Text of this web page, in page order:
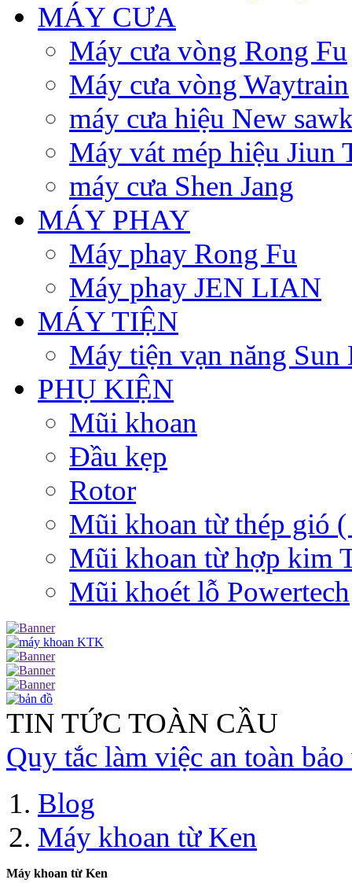
MÁY CƯA
Máy cưa vòng Rong Fu
Máy cưa vòng Waytrain
máy cưa hiệu New
Máy vát mép hiệu Jiun
máy cưa Shen Jang
MÁY PHAY
Máy phay Rong Fu
Máy phay JEN LIAN
MÁY TIỆN
Máy tiện vạn năng Sun
PHỤ KIỆN
Mũi khoan
Đầu kẹp
Rotor
Mũi khoan từ thép gió
Mũi khoan từ hợp kim
Mũi khoét lỗ Powertech
TIN TỨC TOÀN CẦU
Quy tắc làm việc an toàn
Blog
Máy khoan từ Ken
Máy khoan từ Ken